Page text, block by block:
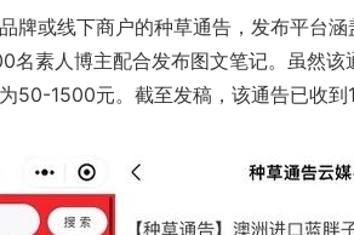
牌或线下商户的种草通告，发布平台
名素人博主配合发布图文笔记。虽然
50-1500元。截至发稿，该通告已收到